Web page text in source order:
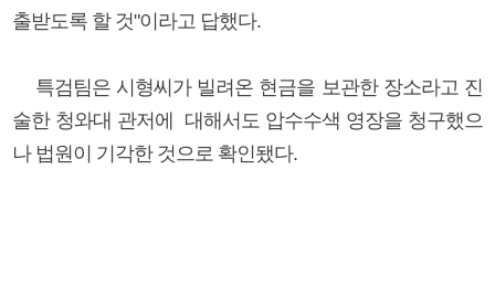
출받도록 할 것"이라고 답했다.
특검팀은 시형씨가 빌려온 현금을 보관한 장소라고 진
술한 청와대 관저에 대해서도 압수수색 영장을 청구했으
나 법원이 기각한 것으로 확인됐다.